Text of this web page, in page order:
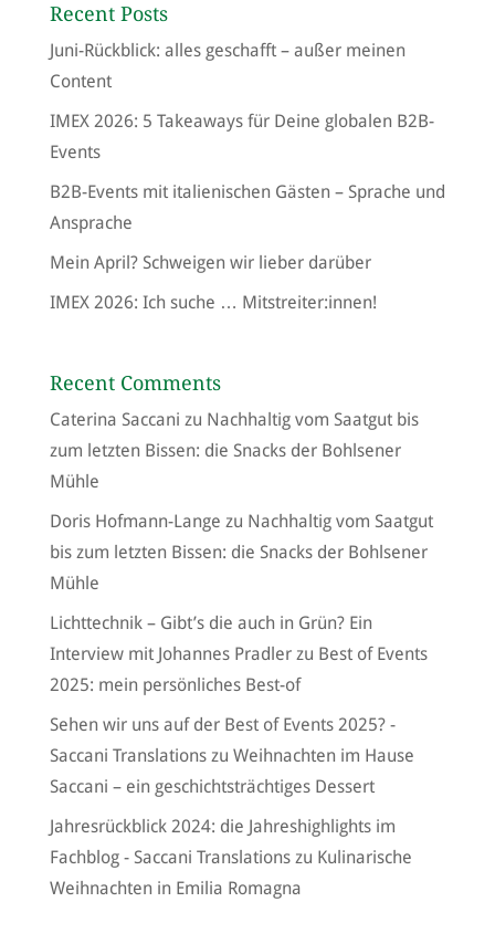
Recent Posts
Juni-Rückblick: alles geschafft – außer meinen
Content
IMEX 2026: 5 Takeaways für Deine globalen B2B-
Events
B2B-Events mit italienischen Gästen – Sprache und
Ansprache
Mein April? Schweigen wir lieber darüber
IMEX 2026: Ich suche … Mitstreiter:innen!
Recent Comments
Caterina Saccani zu Nachhaltig vom Saatgut bis
zum letzten Bissen: die Snacks der Bohlsener
Mühle
Doris Hofmann-Lange zu Nachhaltig vom Saatgut
bis zum letzten Bissen: die Snacks der Bohlsener
Mühle
Lichttechnik – Gibt’s die auch in Grün? Ein
Interview mit Johannes Pradlerzu Best of Events
2025: mein persönliches Best-of
Sehen wir uns auf der Best of Events 2025? -
Saccani Translationszu Weihnachten im Hause
Saccani – ein geschichtsträchtiges Dessert
Jahresrückblick 2024: die Jahreshighlights im
Fachblog - Saccani Translationszu Kulinarische
Weihnachten in Emilia Romagna